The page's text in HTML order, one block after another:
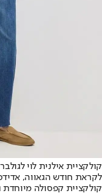
קולקציית אילנית לוי לגולברי. מחיר טי: 199.90
לקראת חודש הגאווה,
קולקציית קפסולה מיוחדת